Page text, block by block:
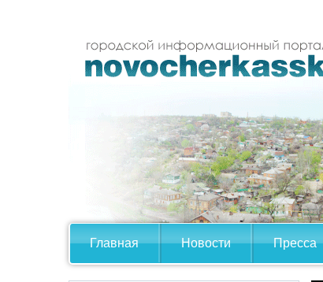
Главная Новости Пресса